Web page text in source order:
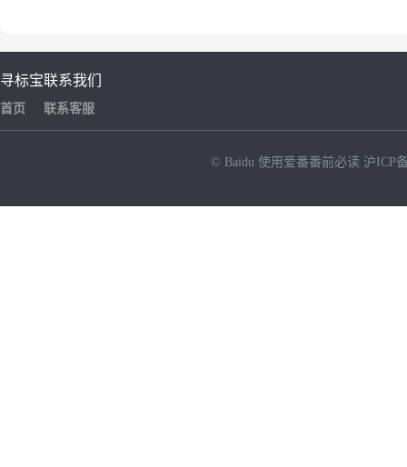
寻标宝
首页
联系我们
联系客服
© Baidu 使用爱番番前必读 沪ICP